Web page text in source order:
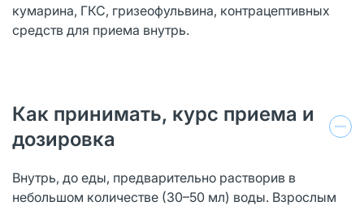
кумарина, ГКС, гризеофульвина, контрацептивных
средств для приема внутрь.
Как принимать, курс приема и
дозировка
Внутрь, до еды, предварительно растворив в
небольшом количестве (30–50 мл) воды. Взрослым